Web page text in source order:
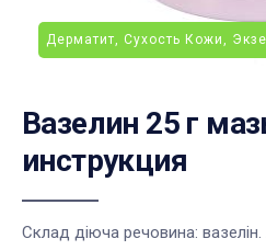
Дерматит, Сухость Кожи,
Вазелин 25 г
инструкция
Склад діюча речовина: